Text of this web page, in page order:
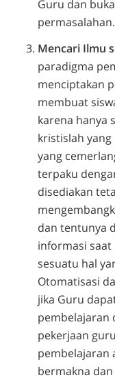
Guru dan
permasalahan.
Mencari Ilmu
paradigma
menciptakan
membuat
karena hanya
kristislah
yang
terpaku
disediakan
dan tentunya
informasi
sesuatu hal
Otomatisasi
jika Guru
pembelajaran
pekerjaan
pembelajaran
bermakna